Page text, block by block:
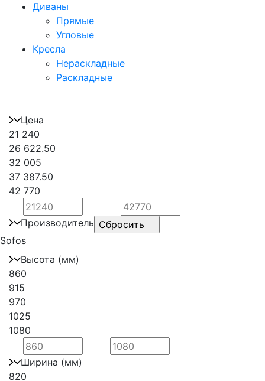
Диваны
Прямые
Угловые
Кресла
Нераскладные
Раскладные
Цена
21 240
26 622.50
32 005
37 387.50
42 770
Производитель
Sofos
Высота (мм)
860
915
970
1025
1080
Ширина (мм)
820